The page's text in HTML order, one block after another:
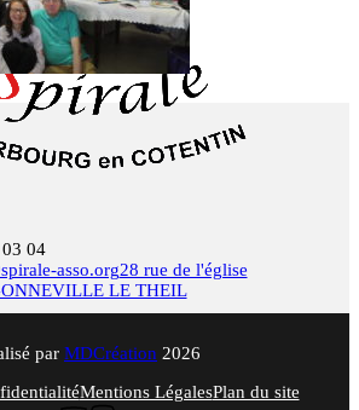
04
asso.org28 rue de l'église
LE THEIL
par MDCréation 2026
Mentions LégalesPlan du site